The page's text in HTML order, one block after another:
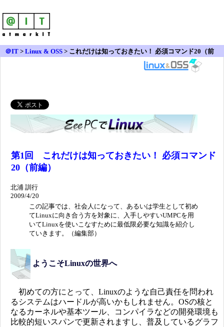
＠IT > Linux & OSS > これだけは知っておきたい！ 必須コマンド20（前
第1回 これだけは知っておきたい！ 必須コマンド
20（前編）
北浦 訓行
2009/4/20
この記事では、社会人になって、あるいは学生として初め
てLinuxに向き合う方を対象に、入手しやすいUMPCを用
いてLinuxを使いこなすために最低限必要な知識を紹介し
ていきます。（編集部）
ようこそLinuxの世界へ
初めての方にとって、Linuxのような自己責任を問われ
るシステムはハードルが高いかもしれません。OSの核と
なるカーネルや基本ツール、コンパイラなどの開発環境も
比較的短いスパンで更新されますし、普及しているグラフ